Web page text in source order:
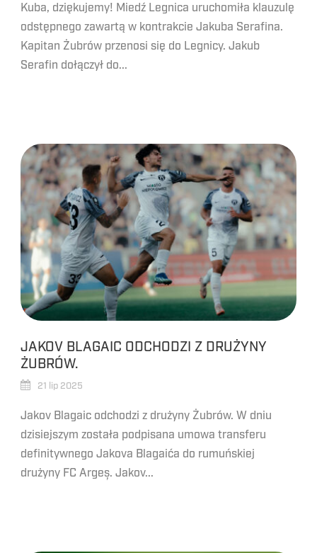
Kuba, dziękujemy! Miedź Legnica uruchomiła klauzulę
odstępnego zawartą w kontrakcie Jakuba Serafina.
Kapitan Żubrów przenosi się do Legnicy. Jakub
Serafin dołączył do...
JAKOV BLAGAIC ODCHODZI Z DRUŻYNY
ŻUBRÓW.
21 lip 2025
Jakov Blagaic odchodzi z drużyny Żubrów. W dniu
dzisiejszym została podpisana umowa transferu
definitywnego Jakova Blagaića do rumuńskiej
drużyny FC Argeș. Jakov...